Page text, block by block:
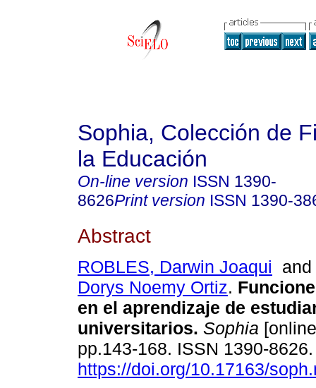
Sophia, Colección de
la Educación
On-line version ISSN 1390-
8626Print version ISSN 1390-
Abstract
ROBLES, Darwin Joaqui
Dorys Noemy Ortiz.
en el aprendizaje de
universitarios. Sophia
pp.143-168. ISSN 1390-
https://doi.org/10.17163/